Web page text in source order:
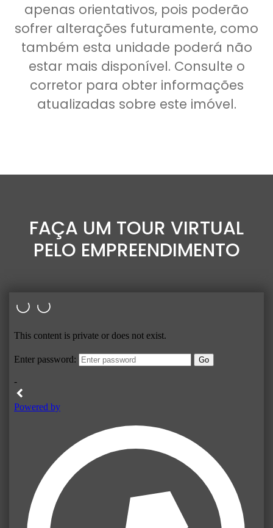
apenas orientativos, pois poderão
sofrer alterações futuramente, como
também esta unidade poderá não
estar mais disponível. Consulte o
corretor para obter informações
atualizadas sobre este imóvel.
FAÇA UM TOUR VIRTUAL
PELO EMPREENDIMENTO